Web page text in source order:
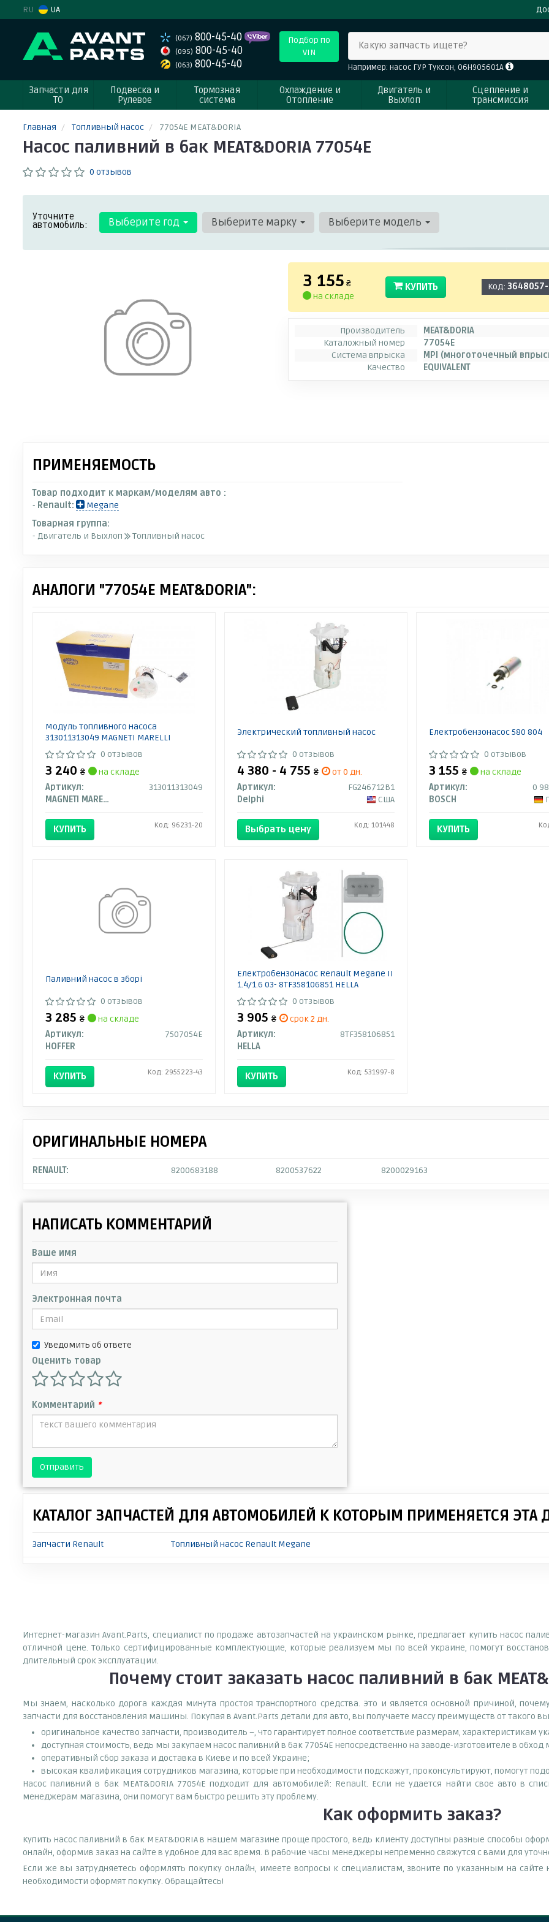
RU UA
(067) 800-45-40
(095) 800-45-40
(063) 800-45-40
Подбор по
VIN
Какую запчасть ищете?
Например: насос ГУР Туксон, 06H905601A
Запчасти для
ТО
Подвеска и
Рулевое
Тормозная
система
Охлаждение и
Отопление
Двигатель и
Выхлоп
Сцепление и
трансмиссия
Главная Топливный насос 77054E MEAT&DORIA
Насос паливний в бак MEAT&DORIA 77054E
0 отзывов
Уточните
автомобиль: Выберите год Выберите марку Выберите модель
3 155 ₴
на складе
КУПИТЬ Код:
Производитель
MEAT&DORIA
Каталожный номер
77054E
Система впрыска
MPI (многоточечный
Качество
EQUIVALENT
ПРИМЕНЯЕМОСТЬ
Товар подходит к маркам/моделям авто :
- Renault:
Megane
Товарная группа:
- Двигатель и Выхлоп
Топливный насос
АНАЛОГИ "77054E MEAT&DORIA":
Модуль топливного насоса
313011313049 MAGNETI MARELLI
0 отзывов
3 240 ₴
на складе
Артикул:
313011313049
MAGNETI MARELLI
КУПИТЬ Код: 96231-20
Электрический топливный насос
0 отзывов
4 380 - 4 755 ₴
от 0 дн.
Артикул:
FG246712B1
Delphi
США
Выбрать цену Код: 101448
Електробензонасос 580 804
0 отзывов
3 155 ₴
на складе
Артикул:
0
BOSCH
КУПИТЬ
Паливний насос в зборі
0 отзывов
3 285 ₴
на складе
Артикул:
7507054E
HOFFER
КУПИТЬ Код: 2955223-43
Електробензонасос Renault Megane II
1.4/1.6 03- 8TF358106851 HELLA
0 отзывов
3 905 ₴
срок 2 дн.
Артикул:
8TF358106851
HELLA
КУПИТЬ Код: 531997-8
ОРИГИНАЛЬНЫЕ НОМЕРА
RENAULT: 8200683188 8200537622 8200029163
НАПИСАТЬ КОММЕНТАРИЙ
Ваше имя
Электронная почта
Уведомить об ответе
Оценить товар
Комментарий *
Отправить
КАТАЛОГ ЗАПЧАСТЕЙ ДЛЯ АВТОМОБИЛЕЙ К КОТОРЫМ ПРИМЕНЯЕТСЯ ЭТА
Запчасти Renault Топливный насос Renault Megane
Интернет-магазин Avant.Parts, специалист по продаже автозапчастей на украинском рынке, предлагает купить насос
отличной цене. Только сертифицированные комплектующие, которые реализуем мы по всей Украине, помогут
длительный срок эксплуатации.
Почему стоит заказать насос паливний в бак
Мы знаем, насколько дорога каждая минута простоя транспортного средства. Это и является основной причиной,
запчасти для восстановления машины. Покупая в Avant.Parts детали для авто, вы получаете массу преимуществ от такого
оригинальное качество запчасти, производитель –, что гарантирует полное соответствие размерам, характеристикам
доступная стоимость, ведь мы закупаем насос паливний в бак 77054E непосредственно на заводе-изготовителе в
оперативный сбор заказа и доставка в Киеве и по всей Украине;
высокая квалификация сотрудников магазина, которые при необходимости подскажут, проконсультируют, помогут
Насос паливний в бак MEAT&DORIA 77054E подходит для автомобилей: Renault. Если не удается найти свое авто в
менеджерам магазина, они помогут вам быстро решить эту проблему.
Как оформить заказ?
Купить насос паливний в бак MEAT&DORIA в нашем магазине проще простого, ведь клиенту доступны разные способы
онлайн, оформив заказ на сайте в удобное для вас время. В рабочие часы менеджеры непременно свяжутся с вами для
Если же вы затрудняетесь оформлять покупку онлайн, имеете вопросы к специалистам, звоните по указанным на
необходимости оформят покупку. Обращайтесь!